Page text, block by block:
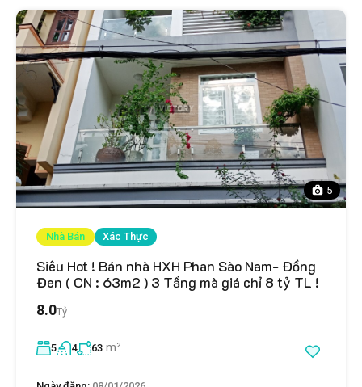
5
Nhà Bán Xác Thực
Siêu Hot ! Bán nhà HXH Phan Sào Nam- Đồng
Đen ( CN : 63m2 ) 3 Tầng mà giá chỉ 8 tỷ TL !
8.0Tỷ
5 4 63 m²